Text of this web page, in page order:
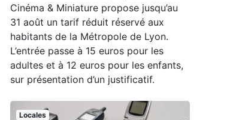
Cinéma & Miniature propose jusqu’au
31 août un tarif réduit réservé aux
habitants de la Métropole de Lyon.
L’entrée passe à 15 euros pour les
adultes et à 12 euros pour les enfants,
sur présentation d’un justificatif.
Locales